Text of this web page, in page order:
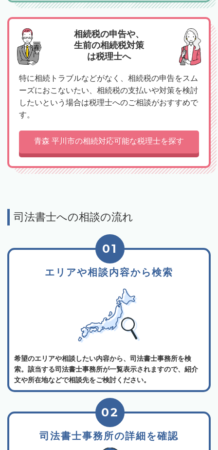
相続税の申告や、
生前の相続税対策
は税理士へ
特に相続トラブルなどがなく、相続税の申告をスム
ーズにおこないたい、相続税の支払いや対策を検討
したいという場合は税理士へのご相談がおすすめで
す。
青森 平川市の相続対応可能な税理士を探す
司法書士への相談の流れ
エリアや相談内容から検索
01
希望のエリアや相談したい内容から、司法書士事務所を検
索。該当する司法書士事務所が一覧表示されますので、紹介
文や所在地などで相談先をご検討ください。
司法書士事務所の詳細を確認
02